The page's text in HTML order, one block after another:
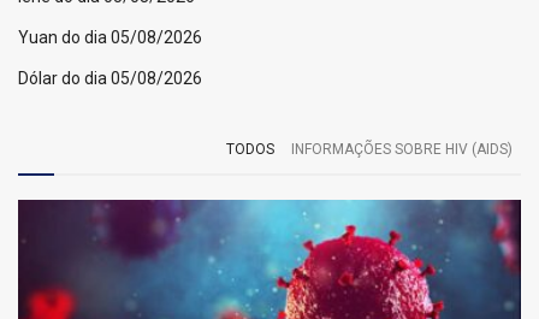
Yuan do dia 05/08/2026
Dólar do dia 05/08/2026
TODOS INFORMAÇÕES SOBRE HIV (AIDS)